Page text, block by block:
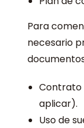
Para
necesario
Contrato
aplicar).
Uso de